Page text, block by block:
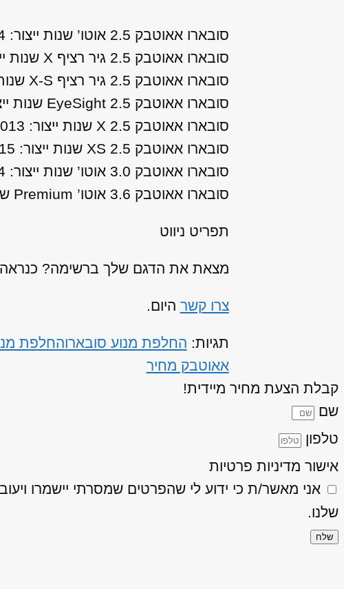
סובארו אאוטבק 2.5 אוטו’ שנות ייצור: 2004, 2005, 2006, 2007, 2008, 2009, 2010
סובארו אאוטבק 2.5 גיר רציף X שנות ייצור: 2010, 2011, 2012
סובארו אאוטבק 2.5 גיר רציף X-S שנות ייצור: 2010, 2011, 2012
סובארו אאוטבק 2.5 EyeSight שנות ייצור: 2019, 2020
סובארו אאוטבק 2.5 X שנות ייצור: 2013, 2014, 2015, 2016, 2017, 2018, 2019, 2020
סובארו אאוטבק 2.5 XS שנות ייצור: 2015, 2016, 2017, 2018
סובארו אאוטבק 3.0 אוטו’ שנות ייצור: 2004, 2005, 2006, 2007, 2008, 2009, 2010
סובארו אאוטבק 3.6 אוטו’ Premium שנות ייצור: 2010, 2011, 2012
תפריט ניווט
מצאת את הדגם שלך ברשימה? כנראה
צרו קשר היום.
תגיות: החלפת מנוע סובארוהחלפת
אאוטבק מחיר
קבלת הצעת מחיר מיידית!
שם
טלפון
אישור מדיניות פרטיות
אני מאשר/ת כי ידוע לי שהפרטים שמסרתי יישמרו ויעובדו בהתאם
שלנו.
שלח